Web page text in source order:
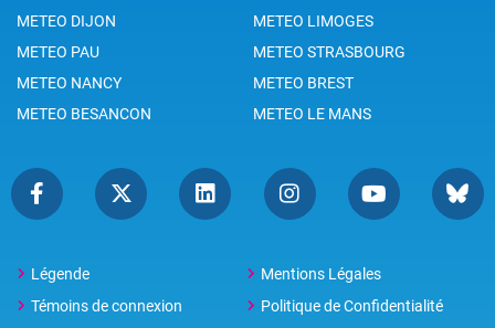
METEO DIJON
METEO LIMOGES
METEO PAU
METEO STRASBOURG
METEO NANCY
METEO BREST
METEO BESANCON
METEO LE MANS
Légende
Mentions Légales
Témoins de connexion
Politique de Confidentialité